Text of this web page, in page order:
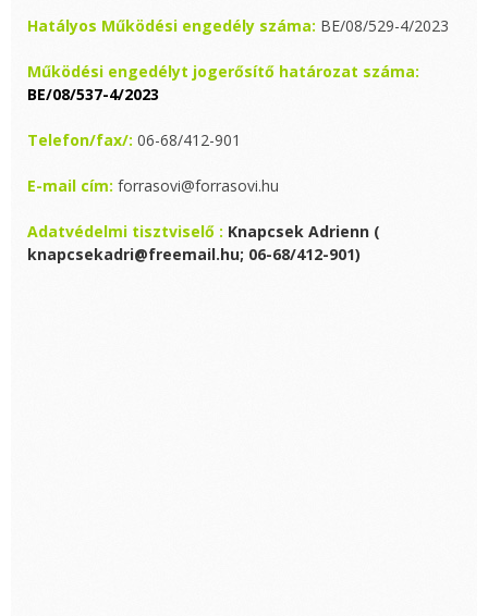
Hatályos Működési engedély száma: BE/08/529-4/2023
Működési engedélyt jogerősítő határozat száma:
BE/08/537-4/2023
Telefon/fax/: 06-68/412-901
E-mail cím: forrasovi@forrasovi.hu
Adatvédelmi tisztviselő : Knapcsek Adrienn (
knapcsekadri@freemail.hu; 06-68/412-901)